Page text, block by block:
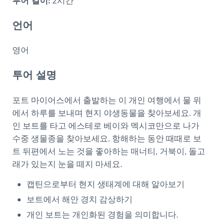
언어
영어
투어 설명
포트 마이어스에서 출발하는 이 개인 여행에서 물 위
에서 하루를 보내며 현지 야생동물을 찾아보세요. 개
인 보트를 타고 에스테로 베이와 멕시코만으로 나가
수중 생물종을 찾아보세요. 항해하는 동안 때때로 보
트 뒤편에서 노는 것을 좋아하는 매너티, 거북이, 돌고
래가 있는지 눈을 떼지 마세요.
캡틴으로부터 현지 생태계에 대해 알아보기
보트에서 해안 경치 감상하기
개인 보트는 개인화된 경험을 의미합니다.